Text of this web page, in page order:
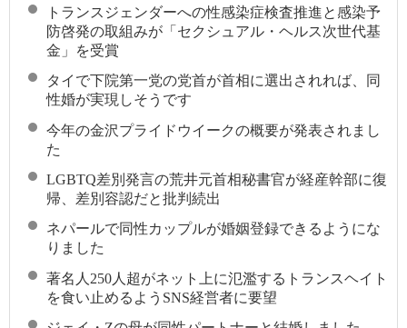
トランスジェンダーへの性感染症検査推進と感染予
防啓発の取組みが「セクシュアル・ヘルス次世代基
金」を受賞
タイで下院第一党の党首が首相に選出されれば、同
性婚が実現しそうです
今年の金沢プライドウイークの概要が発表されまし
た
LGBTQ差別発言の荒井元首相秘書官が経産幹部に復
帰、差別容認だと批判続出
ネパールで同性カップルが婚姻登録できるようにな
りました
著名人250人超がネット上に氾濫するトランスヘイト
を食い止めるようSNS経営者に要望